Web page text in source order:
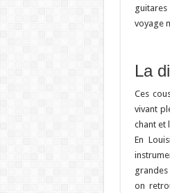
voyage
La
Ces
vivant
chant et
En
grandes
on